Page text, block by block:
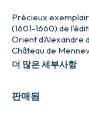
판매됨
Précieux
(1601-1660) de
Orient d’Alexandre
Château de
더 많은 세부사항